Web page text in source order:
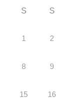
S S
1 2
8 9
15 16